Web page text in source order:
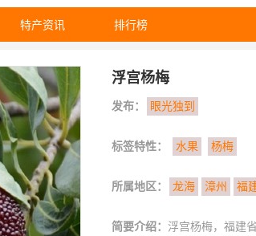
特产资讯 排行榜
浮宫杨梅
发布： 眼光独到
标签特性： 水果 杨梅
所属地区： 龙海 漳州 福
简要介绍： 浮宫杨梅，福建